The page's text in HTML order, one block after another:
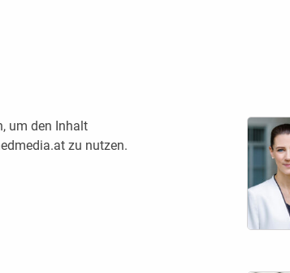
um den Inhalt
zu nutzen.